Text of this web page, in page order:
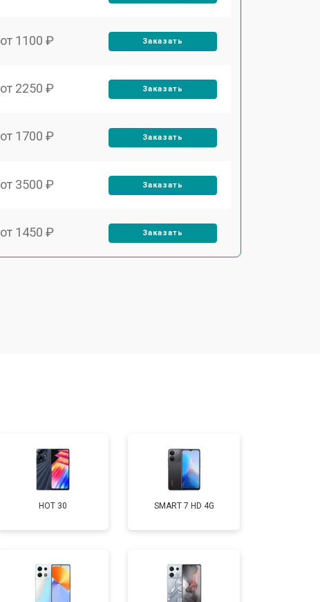
от 1100 ₽ Заказать
от 2250 ₽ Заказать
от 1700 ₽ Заказать
от 3500 ₽ Заказать
от 1450 ₽ Заказать
от 2700 ₽
от 1750 ₽ Заказать
HOT 30 SMART 7 HD 4G